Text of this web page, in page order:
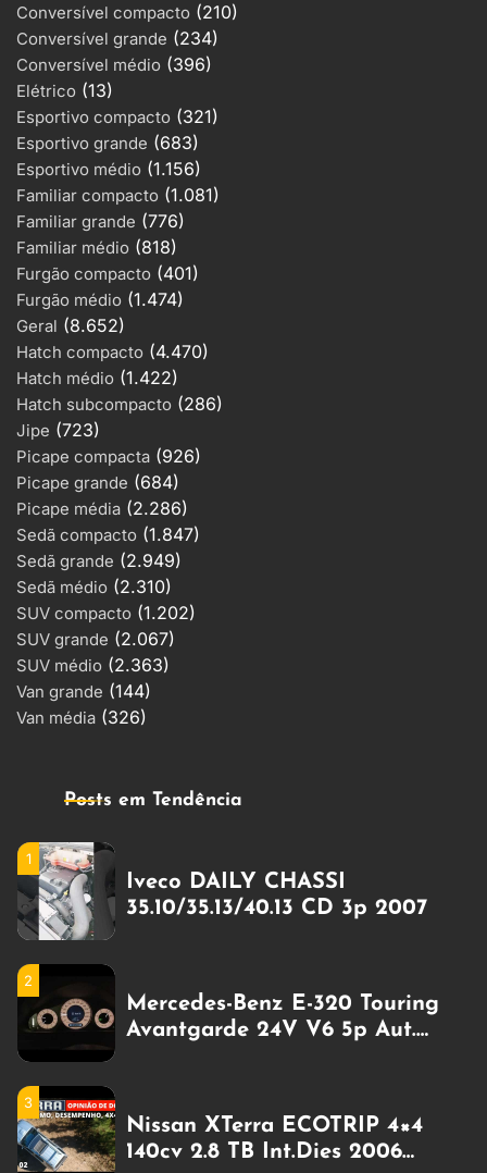
Conversível compacto (210)
Conversível grande (234)
Conversível médio (396)
Elétrico (13)
Esportivo compacto (321)
Esportivo grande (683)
Esportivo médio (1.156)
Familiar compacto (1.081)
Familiar grande (776)
Familiar médio (818)
Furgão compacto (401)
Furgão médio (1.474)
Geral (8.652)
Hatch compacto (4.470)
Hatch médio (1.422)
Hatch subcompacto (286)
Jipe (723)
Picape compacta (926)
Picape grande (684)
Picape média (2.286)
Sedã compacto (1.847)
Sedã grande (2.949)
Sedã médio (2.310)
SUV compacto (1.202)
SUV grande (2.067)
SUV médio (2.363)
Van grande (144)
Van média (326)
Posts em Tendência
2
Mercedes-Benz E-320 Touring
Avantgarde 24V V6 5p Aut.
Zero Km a gasolina
3
Nissan XTerra ECOTRIP 4×4
140cv 2.8 TB Int.Dies 2006
Gasolina
(diesel) 1997
1
Iveco DAILY CHASSI
35.10/35.13/40.13 CD 3p 2007
2
Mercedes-Benz E-320 Touring
Avantgarde 24V V6 5p Aut.
3
Nissan XTerra ECOTRIP 4×4
140cv 2.8 TB Int.Dies 2006